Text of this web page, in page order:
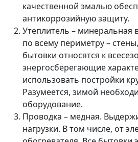
качественной эмалью
антикоррозийную защиту.
Утеплитель – минеральная
по всему периметру –
бытовки относятся к
энергосберегающие
использовать постройки
Разумеется, зимой
оборудование.
Проводка – медная.
нагрузки. В том числе, от